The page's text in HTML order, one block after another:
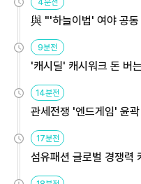
4분전
與 "'하늘이법' 여야 공
9분전
'캐시딜' 캐시워크 돈 버
14분전
관세전쟁 '엔드게임' 윤
용해야
17분전
섬유패션 글로벌 경쟁
원